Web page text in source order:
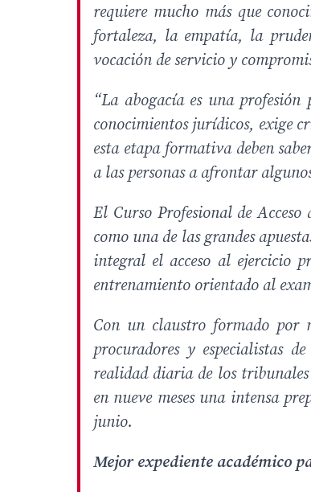
requiere mucho más que
fortaleza, la empatía, la
vocación de servicio y
“La abogacía es una
conocimientos jurídicos, exige
esta etapa formativa deben
a las personas a afrontar
El Curso Profesional de
como una de las grandes
integral el acceso al ejercicio
entrenamiento orientado al
Con un claustro formado por
procuradores y especialistas
realidad diaria de los
en nueve meses una intensa
junio.
Mejor expediente académico